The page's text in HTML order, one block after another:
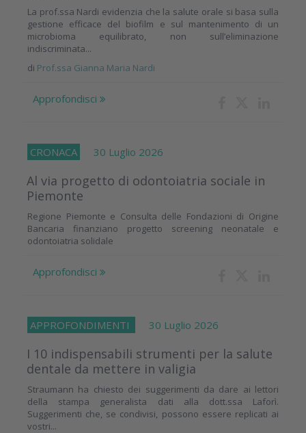
La prof.ssa Nardi evidenzia che la salute orale si basa sulla
gestione efficace del biofilm e sul mantenimento di un
microbioma equilibrato, non sull’eliminazione
indiscriminata...
di Prof.ssa Gianna Maria Nardi
Approfondisci
CRONACA 30 Luglio 2026
Al via progetto di odontoiatria sociale in
Piemonte
Regione Piemonte e Consulta delle Fondazioni di Origine
Bancaria finanziano progetto screening neonatale e
odontoiatria solidale
Approfondisci
APPROFONDIMENTI 30 Luglio 2026
I 10 indispensabili strumenti per la salute
dentale da mettere in valigia
Straumann ha chiesto dei suggerimenti da dare ai lettori
della stampa generalista dati alla dott.ssa Laforì.
Suggerimenti che, se condivisi, possono essere replicati ai
vostri...